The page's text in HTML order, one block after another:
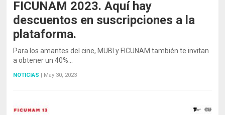
FICUNAM 2023. Aquí hay
descuentos en suscripciones a la
plataforma.
Para los amantes del cine, MUBI y FICUNAM también te invitan
a obtener un 40%…
NOTICIAS | May 30, 2023